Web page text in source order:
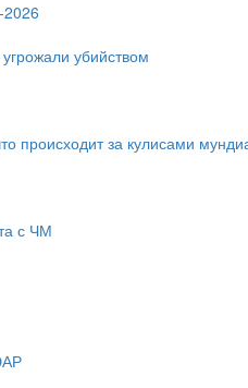
убийством
происходит за кулисами
с ЧМ